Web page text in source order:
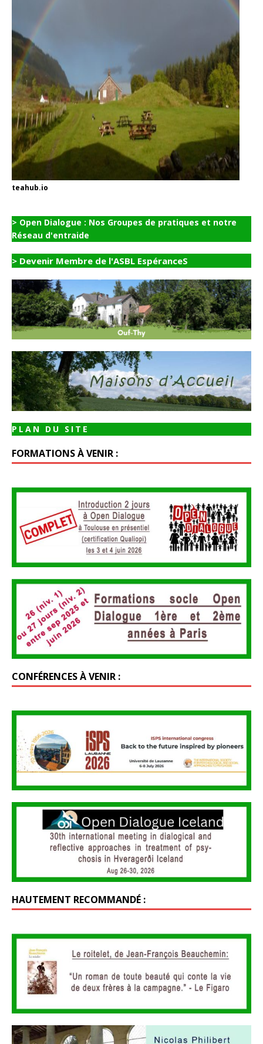
teahub.io
> Open Dialogue : Nos Groupes de pratiques et notre
Réseau d'entraide
> Devenir Membre de l'ASBL EspéranceS
PLAN DU SITE
FORMATIONS À VENIR :
CONFÉRENCES À VENIR :
HAUTEMENT RECOMMANDÉ :